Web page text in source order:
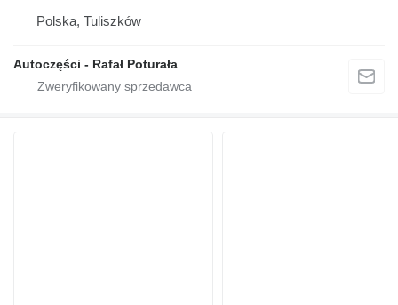
Polska, Tuliszków
Autoczęści - Rafał Poturała